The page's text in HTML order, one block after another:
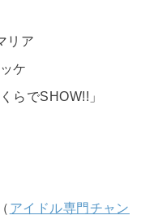
リア
ケ
らでSHOW!!」
アイドル専門チャン